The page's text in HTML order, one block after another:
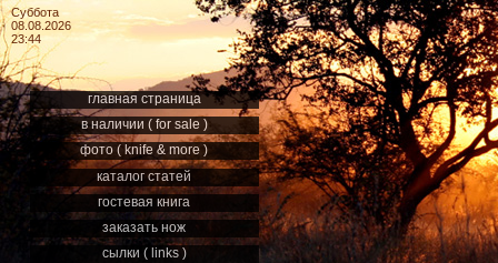
Суббота
08.08.2026
23:44
главная страница
в наличии ( for sale )
фото ( knife & more )
каталог статей
гостевая книга
заказать нож
сылки ( links )